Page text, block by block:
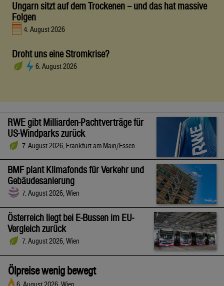
Ungarn sitzt auf dem Trockenen – und das hat massive
Folgen
4. August 2026
Droht uns eine Stromkrise?
6. August 2026
RWE gibt Milliarden-Pachtverträge für
US-Windparks zurück
7. August 2026, Frankfurt am Main/Essen
BMF plant Klimafonds für Verkehr und
Gebäudesanierung
7. August 2026, Wien
Österreich liegt bei E-Bussen im EU-
Vergleich zurück
7. August 2026, Wien
Ölpreise wenig bewegt